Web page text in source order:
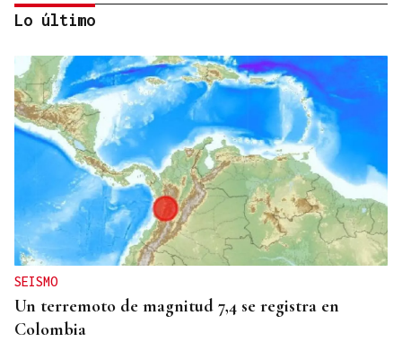
ORÁCULO DAS BURGAS
Horóscopo del día: lunes, 10 de agosto
Lo último
SEISMO
Un terremoto de magnitud 7,4 se registra en
Colombia